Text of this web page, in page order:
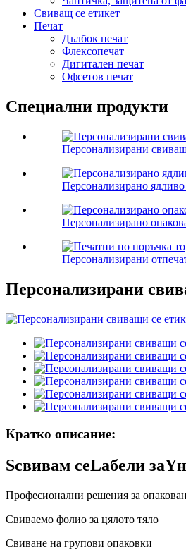
Свиващ се етикет
Печат
Дълбок печат
Флексопечат
Дигитален печат
Офсетов печат
Специални продукти
Персонализирани
Персонализирано
Персонализирано
Персонализирани
Персонализирани
Кратко описание:
Sсвивам сеLабели заY
Професионални решения за
Свиваемо фолио за цялото тяло
Свиване на групови опаковки